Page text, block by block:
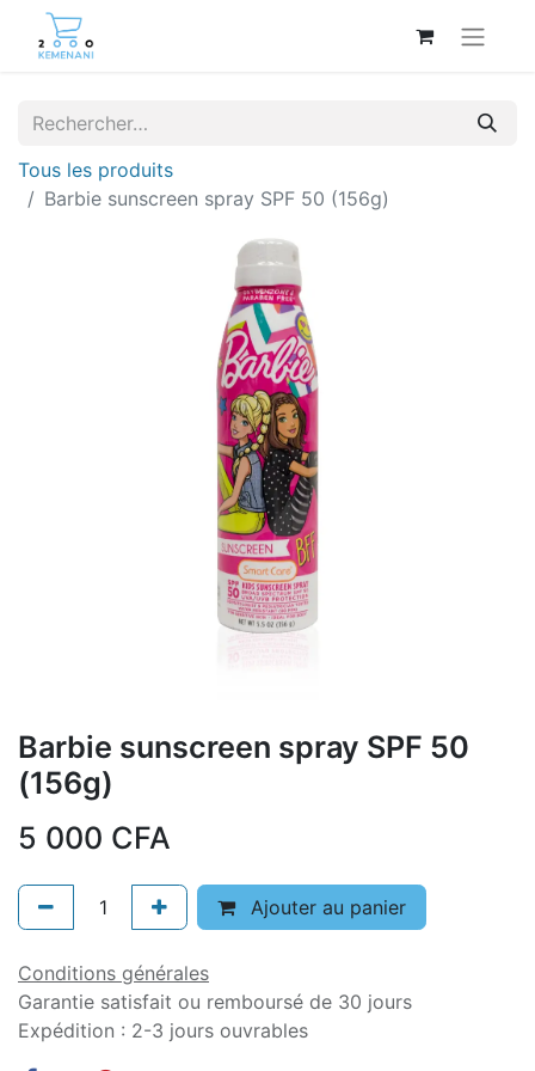
Tous les produits
Barbie sunscreen spray SPF 50 (156g)
Barbie sunscreen spray SPF 50
(156g)
5 000 CFA
Ajouter au panier
Conditions générales
Garantie satisfait ou remboursé de 30 jours
Expédition : 2-3 jours ouvrables